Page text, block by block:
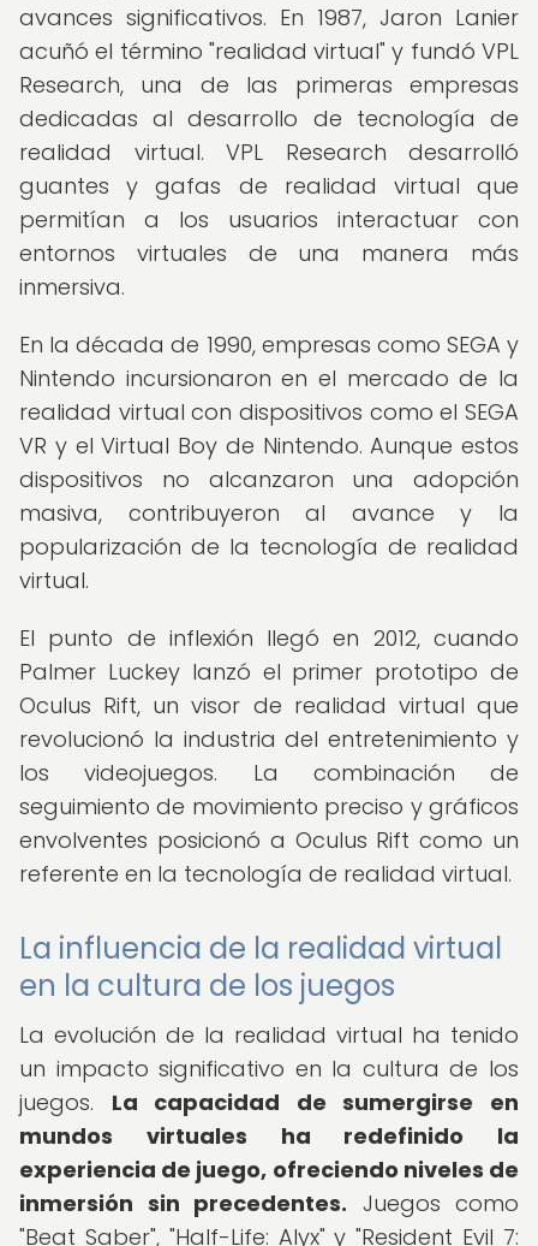
avances significativos. En 1987, Jaron Lanier
acuñó el término "realidad virtual" y fundó VPL
Research, una de las primeras empresas
dedicadas al desarrollo de tecnología de
realidad virtual. VPL Research desarrolló
guantes y gafas de realidad virtual que
permitían a los usuarios interactuar con
entornos virtuales de una manera más
inmersiva.
En la década de 1990, empresas como SEGA y
Nintendo incursionaron en el mercado de la
realidad virtual con dispositivos como el SEGA
VR y el Virtual Boy de Nintendo. Aunque estos
dispositivos no alcanzaron una adopción
masiva, contribuyeron al avance y la
popularización de la tecnología de realidad
virtual.
El punto de inflexión llegó en 2012, cuando
Palmer Luckey lanzó el primer prototipo de
Oculus Rift, un visor de realidad virtual que
revolucionó la industria del entretenimiento y
los videojuegos. La combinación de
seguimiento de movimiento preciso y gráficos
envolventes posicionó a Oculus Rift como un
referente en la tecnología de realidad virtual.
La influencia de la realidad virtual
en la cultura de los juegos
La evolución de la realidad virtual ha tenido
un impacto significativo en la cultura de los
juegos. La capacidad de sumergirse en
mundos virtuales ha redefinido la
experiencia de juego, ofreciendo niveles de
inmersión sin precedentes. Juegos como
"Beat Saber", "Half-Life: Alyx" y "Resident Evil 7: